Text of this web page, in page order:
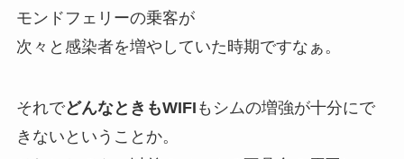
モンドフェリーの乗客が
次々と感染者を増やしていた時期ですなぁ。
それでどんなときもWIFI も シムの増強が十分にで
きない ということか。